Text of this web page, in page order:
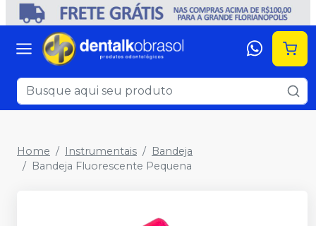
Home Instrumentais
Bandeja
Bandeja Fluorescente Pequena